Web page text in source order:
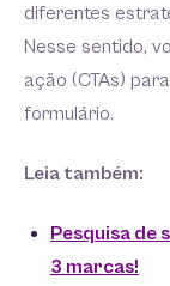
diferentes
Nesse sentido,
ação (CTAs)
formulário.
Leia também:
Pesquisa de
3 marcas!